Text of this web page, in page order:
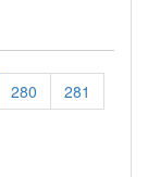
280
281